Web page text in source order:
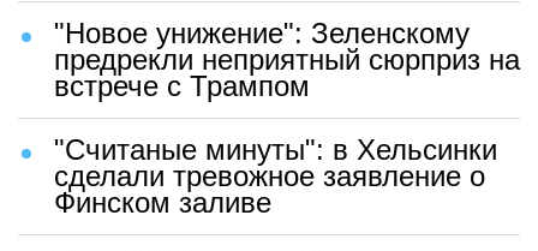
"Новое унижение": Зеленскому
предрекли неприятный сюрприз на
встрече с Трампом
"Считаные минуты": в Хельсинки
сделали тревожное заявление о
Финском заливе